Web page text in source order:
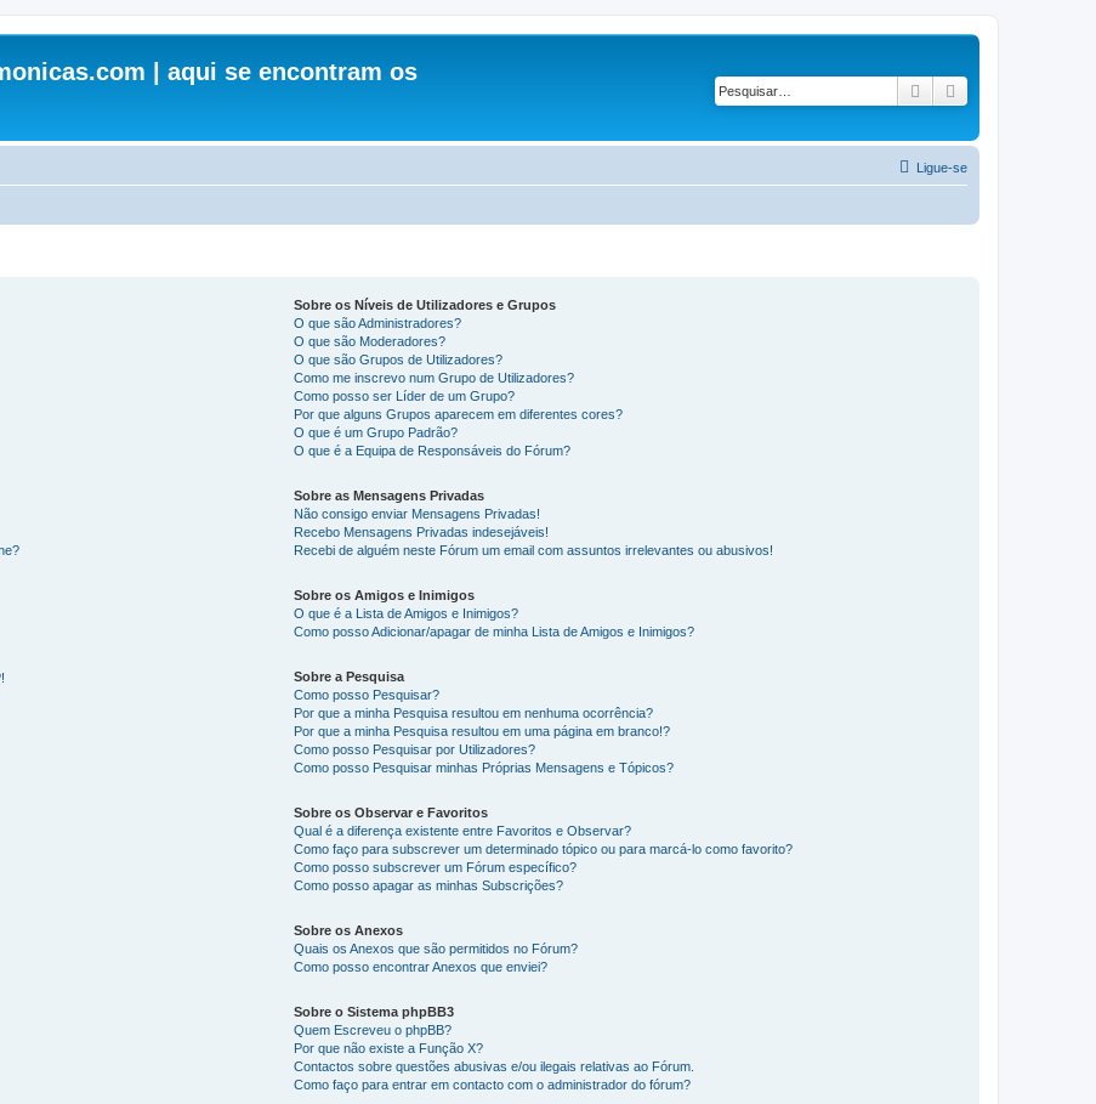
| aqui se encontram os
Pesquisar
Ligue-se
Sobre os Níveis de Utilizadores e Grupos
O que são Administradores?
O que são Moderadores?
O que são Grupos de Utilizadores?
Como me inscrevo num Grupo de Utilizadores?
Como posso ser Líder de um Grupo?
Por que alguns Grupos aparecem em diferentes cores?
O que é um Grupo Padrão?
O que é a Equipa de Responsáveis do Fórum?
Sobre as Mensagens Privadas
Não consigo enviar Mensagens Privadas!
Recebo Mensagens Privadas indesejáveis!
Recebi de alguém neste Fórum um email com assuntos irrelevantes ou abusivos!
Sobre os Amigos e Inimigos
O que é a Lista de Amigos e Inimigos?
Como posso Adicionar/apagar de minha Lista de Amigos e Inimigos?
Sobre a Pesquisa
Como posso Pesquisar?
Por que a minha Pesquisa resultou em nenhuma ocorrência?
Por que a minha Pesquisa resultou em uma página em branco!?
Como posso Pesquisar por Utilizadores?
Como posso Pesquisar minhas Próprias Mensagens e Tópicos?
Sobre os Observar e Favoritos
Qual é a diferença existente entre Favoritos e Observar?
Como faço para subscrever um determinado tópico ou para marcá-lo como favorito?
Como posso subscrever um Fórum específico?
Como posso apagar as minhas Subscrições?
Sobre os Anexos
Quais os Anexos que são permitidos no Fórum?
Como posso encontrar Anexos que enviei?
Sobre o Sistema phpBB3
Quem Escreveu o phpBB?
Por que não existe a Função X?
Contactos sobre questões abusivas e/ou ilegais relativas ao Fórum.
Como faço para entrar em contacto com o administrador do fórum?